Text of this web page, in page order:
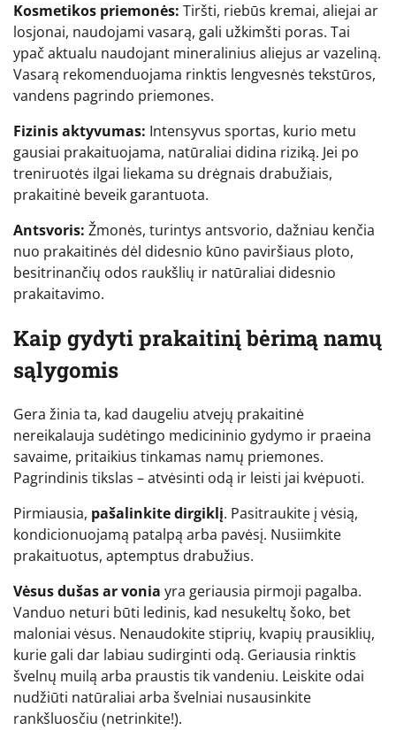
Kosmetikos priemonės: Tiršti, riebūs kremai, aliejai ar
losjonai, naudojami vasarą, gali užkimšti poras. Tai
ypač aktualu naudojant mineralinius aliejus ar vazeliną.
Vasarą rekomenduojama rinktis lengvesnės tekstūros,
vandens pagrindo priemones.
Fizinis aktyvumas: Intensyvus sportas, kurio metu
gausiai prakaituojama, natūraliai didina riziką. Jei po
treniruotės ilgai liekama su drėgnais drabužiais,
prakaitinė beveik garantuota.
Antsvoris: Žmonės, turintys antsvorio, dažniau kenčia
nuo prakaitinės dėl didesnio kūno paviršiaus ploto,
besitrinančių odos raukšlių ir natūraliai didesnio
prakaitavimo.
Kaip gydyti prakaitinį bėrimą namų
sąlygomis
Gera žinia ta, kad daugeliu atvejų prakaitinė
nereikalauja sudėtingo medicininio gydymo ir praeina
savaime, pritaikius tinkamas namų priemones.
Pagrindinis tikslas – atvėsinti odą ir leisti jai kvėpuoti.
Pirmiausia, pašalinkite dirgiklį. Pasitraukite į vėsią,
kondicionuojamą patalpą arba pavėsį. Nusiimkite
prakaituotus, aptemptus drabužius.
Vėsus dušas ar vonia yra geriausia pirmoji pagalba.
Vanduo neturi būti ledinis, kad nesukeltų šoko, bet
maloniai vėsus. Nenaudokite stiprių, kvapių prausiklių,
kurie gali dar labiau sudirginti odą. Geriausia rinktis
švelnų muilą arba praustis tik vandeniu. Leiskite odai
nudžiūti natūraliai arba švelniai nusausinkite
rankšluosčiu (netrinkite!).